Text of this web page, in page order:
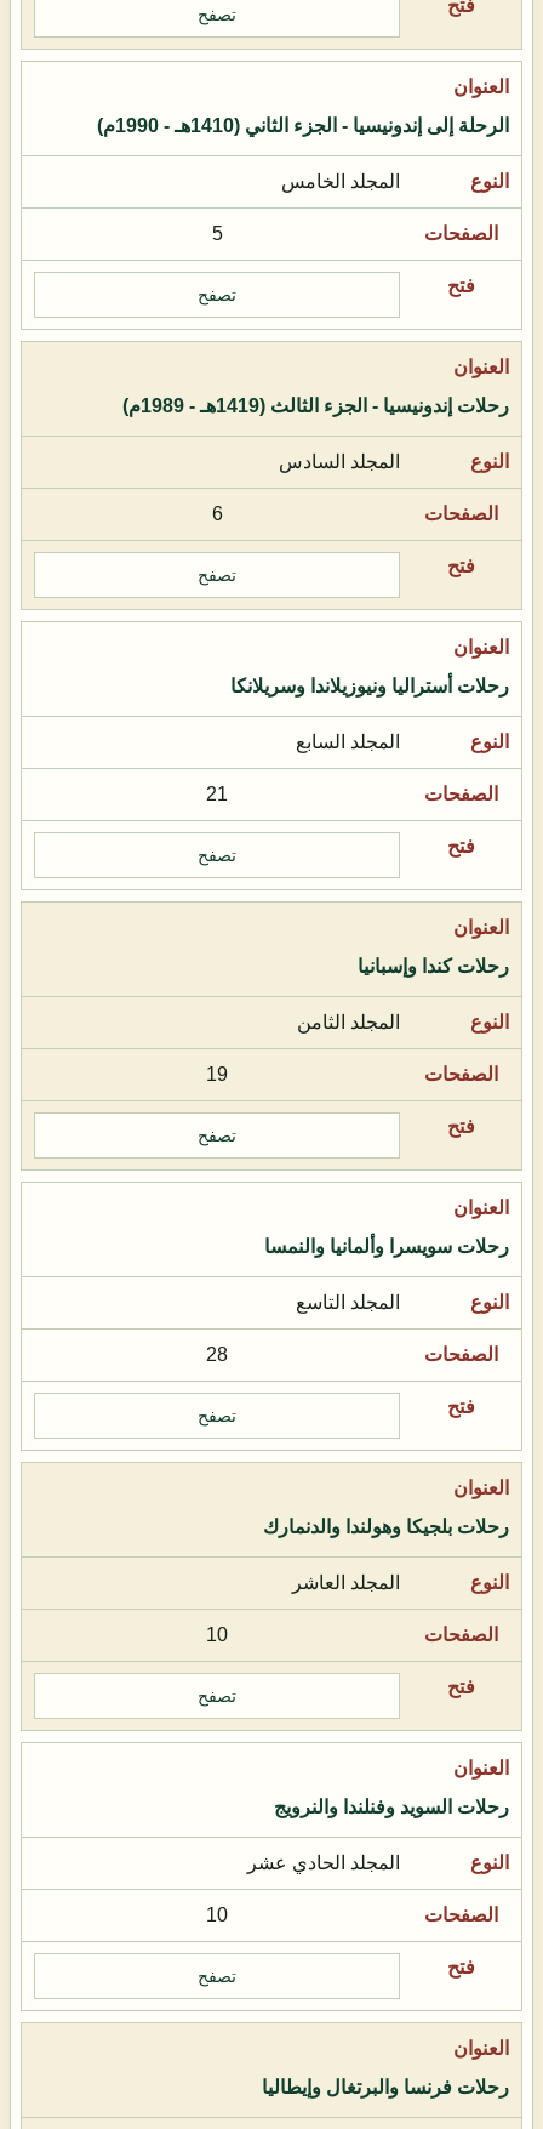
تصفح
الرحلة إلى إندونيسيا - الجزء الثاني (1410هـ - 1990م)
المجلد الخامس
5
تصفح
رحلات إندونيسيا - الجزء الثالث (1419هـ - 1989م)
المجلد السادس
6
تصفح
رحلات أستراليا ونيوزيلاندا وسريلانكا
المجلد السابع
21
تصفح
رحلات كندا وإسبانيا
المجلد الثامن
19
تصفح
رحلات سويسرا وألمانيا والنمسا
المجلد التاسع
28
تصفح
رحلات بلجيكا وهولندا والدنمارك
المجلد العاشر
10
تصفح
رحلات السويد وفنلندا والنرويج
المجلد الحادي عشر
10
تصفح
رحلات فرنسا والبرتغال وإيطاليا